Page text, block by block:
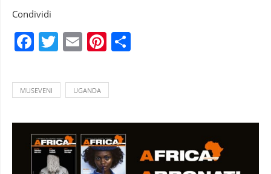
Condividi
Facebook
Twitter
EmailPinterest
MUSEVENI UGANDA